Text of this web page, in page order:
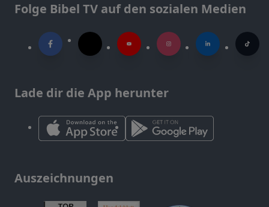
Folge Bibel TV auf den sozialen Medien
Lade dir die App herunter
Auszeichnungen